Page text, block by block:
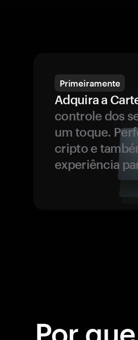
Primeiramente
Adquira a
controle dos
um toque.
cripto e
experiência
Por